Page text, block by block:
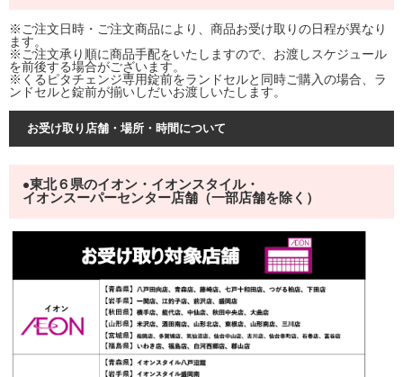
※ご注文日時・ご注文商品により、商品お受け取りの日程が異なり
ます。
※ご注文承り順に商品手配をいたしますので、お渡しスケジュール
を前後する場合がございます。
※くるピタチェンジ専用錠前をランドセルと同時ご購入の場合、ラ
ンドセルと錠前が揃いしだいお渡しいたします。
お受け取り店舗・場所・時間について
●東北６県のイオン・イオンスタイル・
イオンスーパーセンター店舗（一部店舗を除く）